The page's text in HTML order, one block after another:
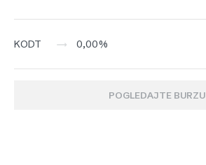
KODT 0,00%
POGLEDAJTE BURZU